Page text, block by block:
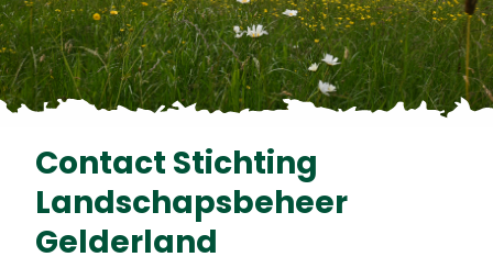
Contact Stichting
Landschapsbeheer
Gelderland